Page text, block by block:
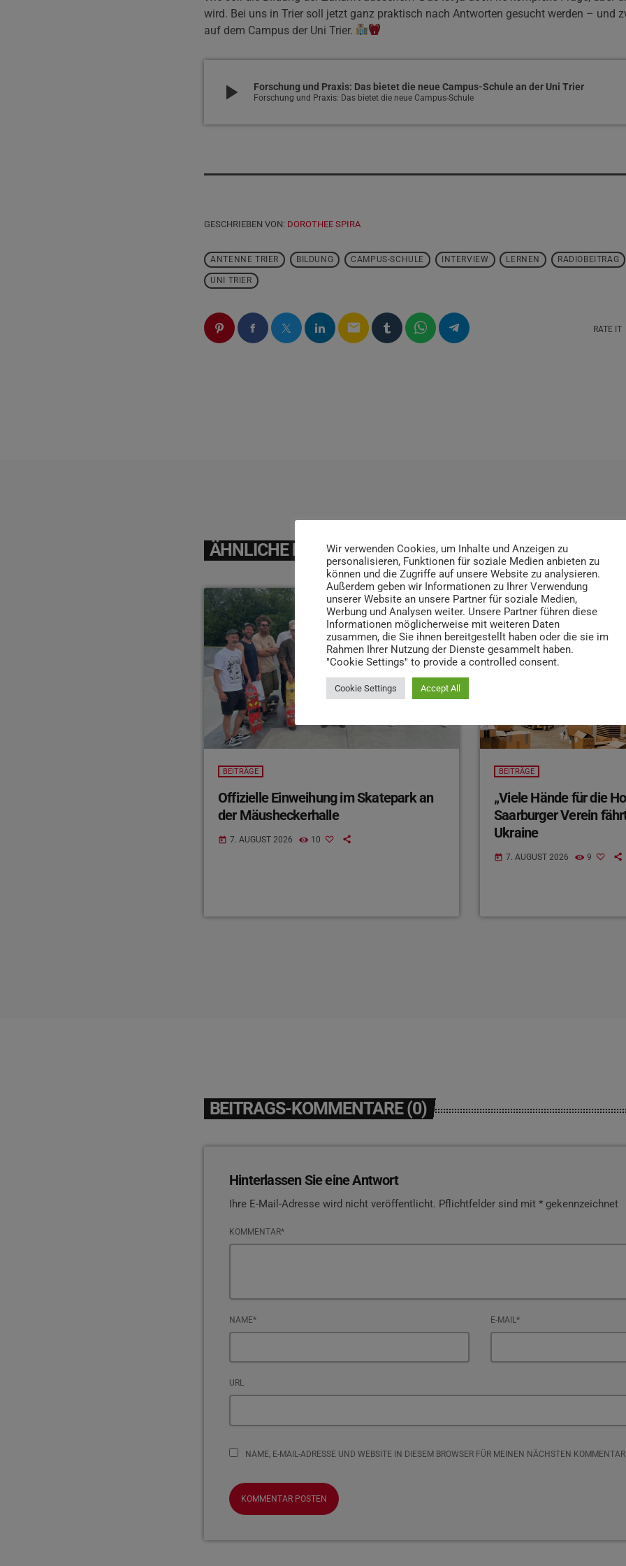
wird. Bei uns in Trier soll jetzt ganz praktisch nach Antworten gesucht werden – und
auf dem Campus der Uni Trier.
play_arrow Forschung und Praxis: Das bietet die neue Campus-Schule an der Uni Trier
Forschung und Praxis: Das bietet die neue Campus-Schule
GESCHRIEBEN VON: DOROTHEE SPIRA
ANTENNE TRIER BILDUNG CAMPUS-SCHULE INTERVIEW LERNEN RADIOBEITRAG
UNI TRIER
email RATE IT
ÄHNLICHE BEITRÄGE
insert_link
BEITRÄGE
Offizielle Einweihung im Skatepark an
der Mäusheckerhalle
today 7. AUGUST 2026 10
BEITRÄGE
„Viele Hände für die
Saarburger Verein
Ukraine
today 7. AUGUST 2026 9
BEITRAGS-KOMMENTARE (0)
Hinterlassen Sie eine Antwort
Ihre E-Mail-Adresse wird nicht veröffentlicht. Pflichtfelder sind mit * gekennzeichnet
KOMMENTAR*
NAME* E-MAIL*
URL
NAME, E-MAIL-ADRESSE UND WEBSITE IN DIESEM BROWSER FÜR MEINEN NÄCHSTEN
Wir verwenden Cookies, um Inhalte und Anzeigen zu
personalisieren, Funktionen für soziale Medien anbieten zu
können und die Zugriffe auf unsere Website zu analysieren.
Außerdem geben wir Informationen zu Ihrer Verwendung
unserer Website an unsere Partner für soziale Medien,
Werbung und Analysen weiter. Unsere Partner führen diese
Informationen möglicherweise mit weiteren Daten
zusammen, die Sie ihnen bereitgestellt haben oder die sie im
Rahmen Ihrer Nutzung der Dienste gesammelt haben.
"Cookie Settings" to provide a controlled consent.
Cookie Settings Accept All